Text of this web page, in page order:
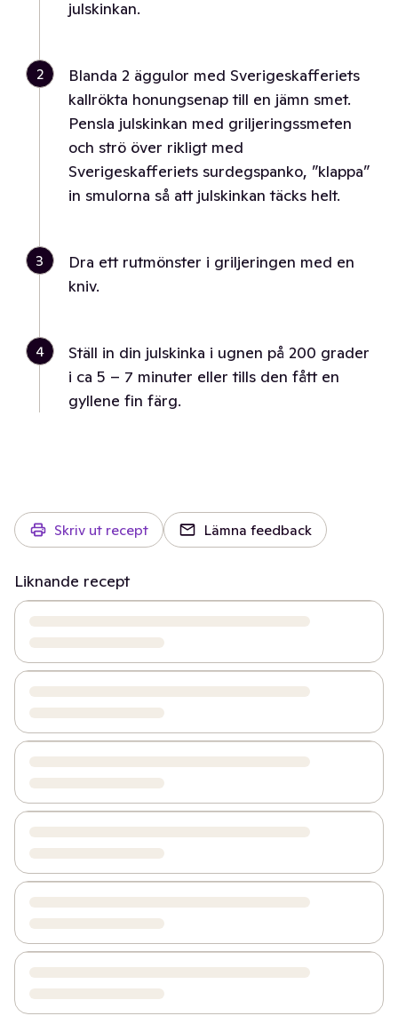
julskinkan.
2
Blanda 2 äggulor med Sverigeskafferiets
kallrökta honungsenap till en jämn smet.
Pensla julskinkan med griljeringssmeten
och strö över rikligt med
Sverigeskafferiets surdegspanko, ”klappa”
in smulorna så att julskinkan täcks helt.
3
Dra ett rutmönster i griljeringen med en
kniv.
4
Ställ in din julskinka i ugnen på 200 grader
i ca 5 – 7 minuter eller tills den fått en
gyllene fin färg.
Skriv ut recept Lämna feedback
Liknande recept